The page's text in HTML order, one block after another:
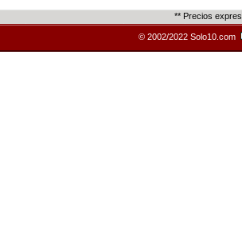
** Precios
© 2002/2022 Solo10.com